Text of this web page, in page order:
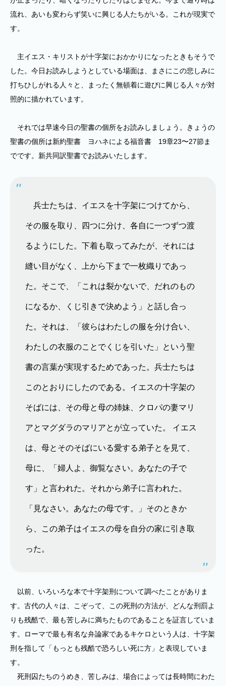
流れ、あいも変わらず笑いに興じる人たちがいる。これが現実で
す。
主イエス・キリストが十字架におかかりになったときもそうで
した。今日お読みしようとしている場面は、まさにこの悲しみに
打ちひしがれる人々と、まったく無頓着に遊びに興じる人々が対
照的に描かれています。
それでは早速今日の聖書の個所をお読みしましょう。きょうの
聖書の個所は新約聖書 ヨハネによる福音書 19章23〜27節ま
でです。新共同訳聖書でお読みいたします。
兵士たちは、イエスを十字架につけてから、
その服を取り、四つに分け、各自に一つずつ渡
るようにした。下着も取ってみたが、それには
縫い目がなく、上から下まで一枚織りであっ
た。そこで、「これは裂かないで、だれのもの
になるか、くじ引きで決めよう」と話し合っ
た。それは、「彼らはわたしの服を分け合い、
わたしの衣服のことでくじを引いた」という聖
書の言葉が実現するためであった。兵士たちは
このとおりにしたのである。イエスの十字架の
そばには、その母と母の姉妹、クロパの妻マリ
アとマグダラのマリアとが立っていた。 イエス
は、母とそのそばにいる愛する弟子とを見て、
母に、「婦人よ、御覧なさい。あなたの子で
す」と言われた。それから弟子に言われた。
「見なさい。あなたの母です。」そのときか
ら、この弟子はイエスの母を自分の家に引き取
った。
以前、いろいろな本で十字架刑について調べたことがありま
す。古代の人々は、こぞって、この死刑の方法が、どんな刑罰よ
りも残酷で、最も苦しみに満ちたものであることを証言していま
す。ローマで最も有名な弁論家であるキケロという人は、十字架
刑を指して「もっとも残酷で恐ろしい死に方」と表現していま
す。
死刑囚たちのうめき、苦しみは、場合によっては長時間にわた